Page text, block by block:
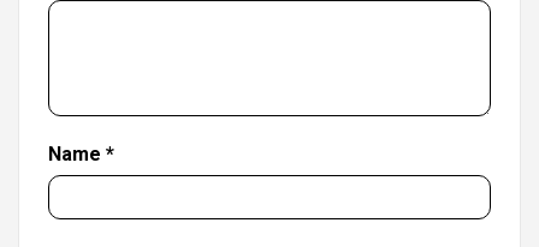
Name *